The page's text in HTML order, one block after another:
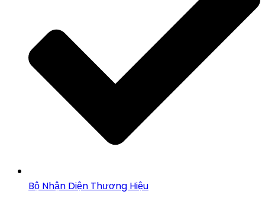
Bộ Nhận Diện Thương Hiệu